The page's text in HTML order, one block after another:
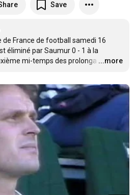
Save
France de football samedi 16
éliminé par Saumur 0 - 1 à la
mi-temps des prolonga …
...more